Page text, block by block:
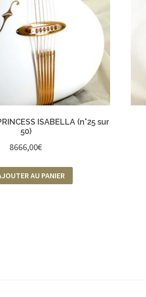
ISABELLA (n°25 sur
50)
8666,00€
AU PANIER